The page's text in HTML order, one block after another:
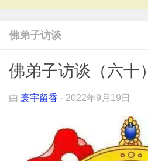
佛弟子访谈
佛弟子访谈（六十）
由 寰宇留香 · 2022年9月19日